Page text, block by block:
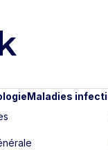
Maladies